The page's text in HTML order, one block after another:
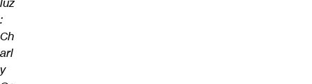
luz
:
Ch
arl
y